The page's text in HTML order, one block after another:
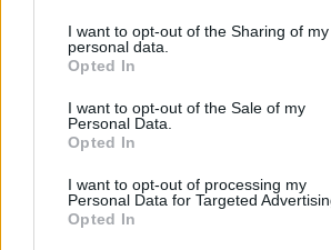
I want to opt-out of the Sharing of my
personal data.
Opted In
I want to opt-out of the Sale of my
Personal Data.
Opted In
I want to opt-out of processing my
Personal Data for Targeted
Opted In
krótkimi, siwymi włosami i krótką
jest w szaty typowe dla
tunikę oraz sandały. Jego
który trzyma w lewej ręce, a
błogosławieństwa. Często także
Chrystusa, w towarzystwie
apostołów.